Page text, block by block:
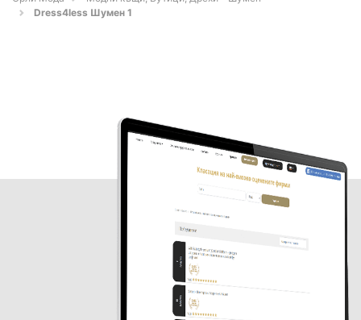
Dress4less Шумен 1